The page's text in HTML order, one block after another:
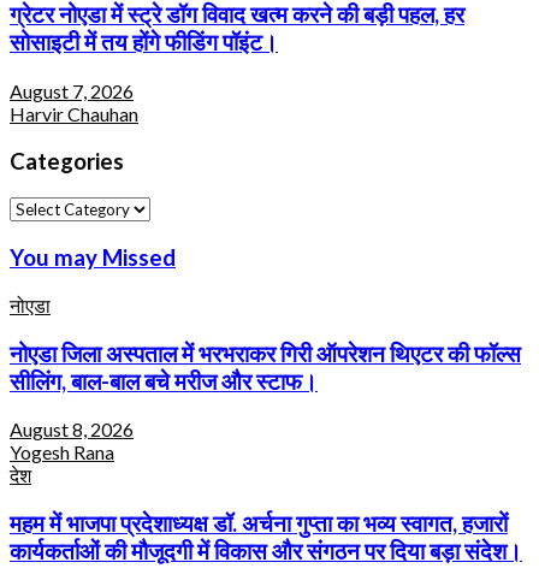
ग्रेटर नोएडा में स्ट्रे डॉग विवाद खत्म करने की बड़ी पहल, हर
सोसाइटी में तय होंगे फीडिंग पॉइंट।
August 7, 2026
Harvir Chauhan
Categories
Categories
You may Missed
नोएडा
नोएडा जिला अस्पताल में भरभराकर गिरी ऑपरेशन थिएटर की फॉल्स
सीलिंग, बाल-बाल बचे मरीज और स्टाफ।
August 8, 2026
Yogesh Rana
देश
महम में भाजपा प्रदेशाध्यक्ष डॉ. अर्चना गुप्ता का भव्य स्वागत, हजारों
कार्यकर्ताओं की मौजूदगी में विकास और संगठन पर दिया बड़ा संदेश।